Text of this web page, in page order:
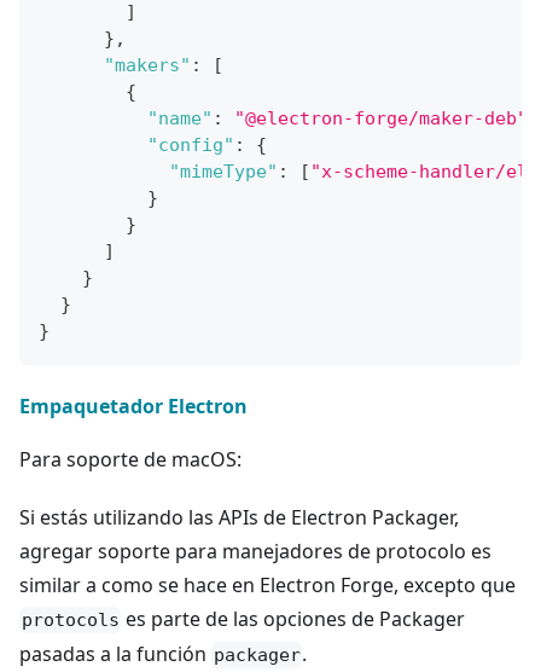
]
} ,
"makers" :
[
{
"name" : "@electron-forge/maker-deb"
"config" :
{
"mimeType" : [ "x-scheme-handler/
}
}
]
}
}
}
Empaquetador Electron
Para soporte de macOS:
Si estás utilizando las APIs de Electron Packager,
agregar soporte para manejadores de protocolo es
similar a como se hace en Electron Forge, excepto que
protocols es parte de las opciones de Packager
pasadas a la función packager.